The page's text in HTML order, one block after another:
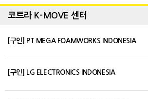
코트라 K-MOVE 센터
[구인] PT MEGA FOAMWORKS INDONESIA
[구인] LG ELECTRONICS INDONESIA